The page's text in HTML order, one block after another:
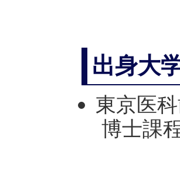
出身大
東京医
博士課